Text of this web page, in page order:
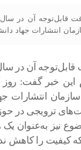
انتشارات جهاد
دانشگاهی شایسته تقدیر شناخته
این خبر گفت:
ترویجی در
نیز
کیفیت را